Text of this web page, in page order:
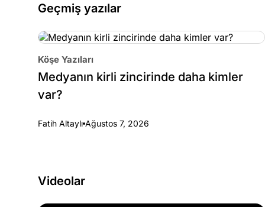
Geçmiş yazılar
Köşe Yazıları
Medyanın kirli zincirinde daha kimler
var?
Fatih Altaylı Ağustos 7, 2026
Videolar